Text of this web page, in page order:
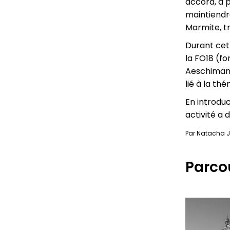
Marmite,
Durant
la FO18
lié à la
En
activité a
Par Natacha